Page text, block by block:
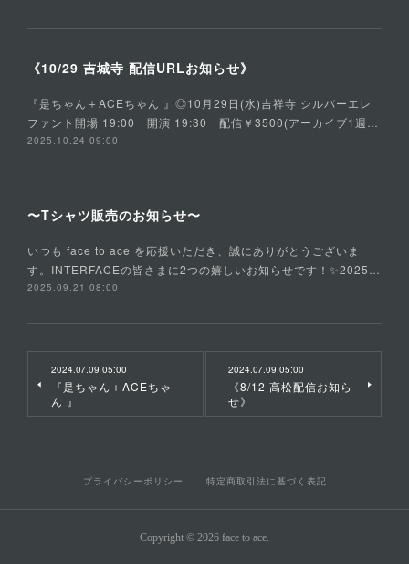
《10/29 吉城寺 配信URLお知らせ》
『是ちゃん＋ACEちゃん 』◎10月29日(水)吉祥寺 シルバーエレ
ファント開場 19:00 開演 19:30 配信￥3500(アーカイブ1週…
2025.10.24 09:00
〜Tシャツ販売のお知らせ〜
いつも face to ace を応援いただき、誠にありがとうございま
す。INTERFACEの皆さまに2つの嬉しいお知らせです！✨2025…
2025.09.21 08:00
2024.07.09 05:00
『是ちゃん＋ACEちゃ
ん 』
2024.07.09 05:00
《8/12 高松配信お知ら
せ》
プライバシーポリシー 特定商取引法に基づく表記
Copyright © 2026 face to ace.